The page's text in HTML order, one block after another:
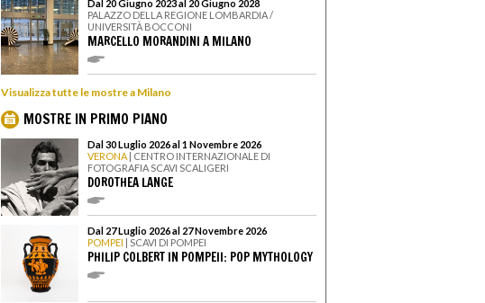
Dal 20 Giugno 2023 al 20 Giugno 2028
PALAZZO DELLA REGIONE LOMBARDIA /
UNIVERSITÀ BOCCONI
MARCELLO MORANDINI A MILANO
Visualizza tutte le mostre a Milano
MOSTRE IN PRIMO PIANO
Dal 30 Luglio 2026 al 1 Novembre 2026
VERONA | CENTRO INTERNAZIONALE DI
FOTOGRAFIA SCAVI SCALIGERI
DOROTHEA LANGE
Dal 27 Luglio 2026 al 27 Novembre 2026
POMPEI | SCAVI DI POMPEI
PHILIP COLBERT IN POMPEII: POP MYTHOLOGY